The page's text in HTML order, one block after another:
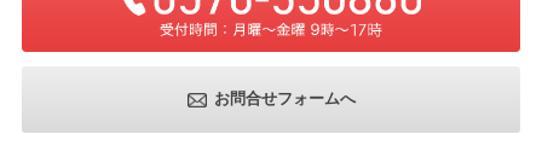
お問合せフォームへ